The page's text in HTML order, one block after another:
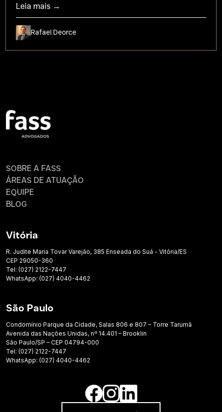
Leia mais →
Rafael Deorce
SOBRE A FASS
ÁREAS DE ATUAÇÃO
EQUIPE
BLOG
Vitória
R. Judite Maria Tovar Varejão, 385 Enseada do Suá - Vitória/ES
CEP 29050-360
Tel: (027) 2122-7447
WhatsApp: (027) 4040-4462
São Paulo
Condomínio Parque da Cidade, Salas 806 e 807 – Torre Tarumã
Avenida das Nações Unidas, nº 14.401 – Brooklin
São Paulo/SP – CEP 04794-000
Tel: (027) 2122-7447
WhatsApp: (027) 4040-4462